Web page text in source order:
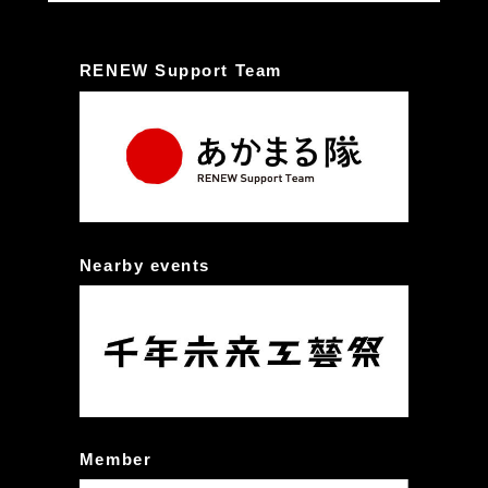
RENEW Support Team
Nearby events
Member